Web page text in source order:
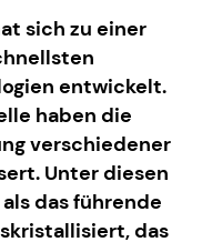
sich zu einer
entwickelt.
haben die
verschiedener
Unter diesen
das führende
das